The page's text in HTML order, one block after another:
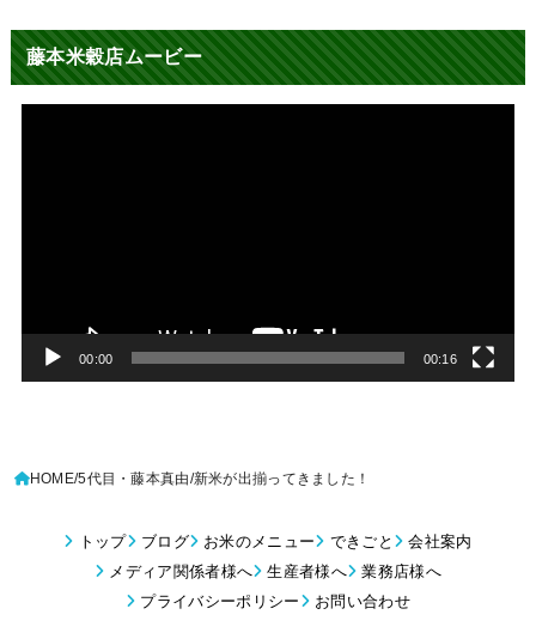
藤本米穀店ムービー
00:00 00:16
HOME 5代目・藤本真由 新米が出揃ってきました！
トップ ブログ お米のメニュー できごと
会社案内
メディア関係者様へ
生産者様へ
業務店様へ
プライバシーポリシー
お問い合わせ